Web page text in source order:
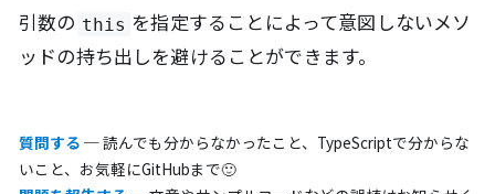
引数の this を指定することによって意図しないメソ
ッドの持ち出しを避けることができます。
質問する ─ 読んでも分からなかったこと、TypeScriptで分からな
いこと、お気軽にGitHubまで🙂